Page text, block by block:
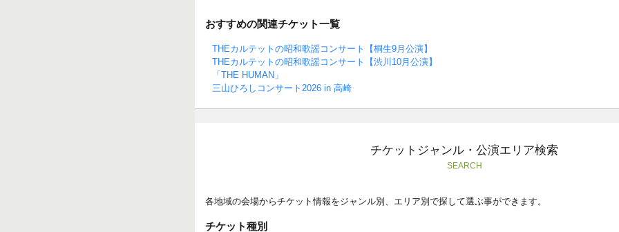
おすすめの関連チケット一覧
THEカルテットの昭和歌謡コンサート【桐生9月公演】
THEカルテットの昭和歌謡コンサート【渋川10月公演】
「THE HUMAN」
三山ひろしコンサート2026 in 高崎
チケットジャンル・公演エリア検索
SEARCH
各地域の会場からチケット情報をジャンル別、エリア別で探して選ぶ事ができます。
チケット種別